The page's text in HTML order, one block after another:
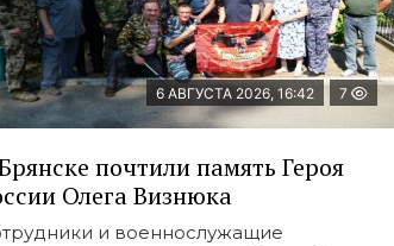
6 АВГУСТА 2026, 16:42 7
почтили память Героя
Олега Визнюка
и военнослужащие